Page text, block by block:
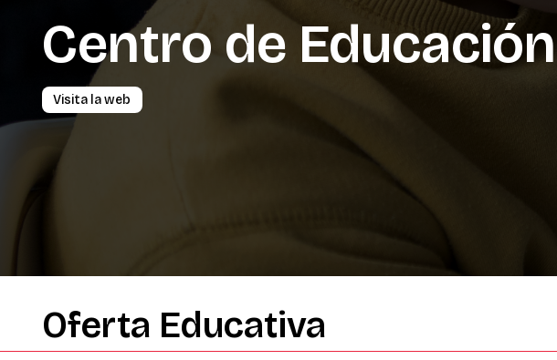
Centro de Educación
Visita la web
Oferta Educativa